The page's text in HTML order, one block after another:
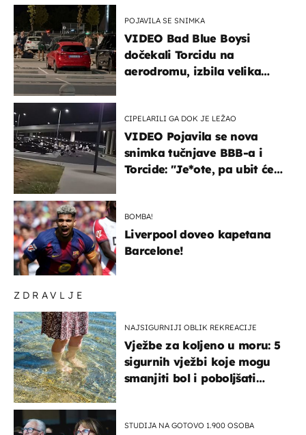
ZDRAVLJE
NAJSIGURNIJI OBLIK REKREACIJE
Vježbe za koljeno u moru: 5
sigurnih vježbi koje mogu
smanjiti bol i poboljšati
STUDIJA NA GOTOVO 1.900 OSOBA
POJAVILA SE SNIMKA
VIDEO Bad Blue Boysi
dočekali Torcidu na
aerodromu, izbila velika
CIPELARILI GA DOK JE LEŽAO
VIDEO Pojavila se nova
snimka tučnjave BBB-a i
Torcide: "Je*ote, pa ubit će
BOMBA!
Liverpool doveo kapetana
Barcelone!